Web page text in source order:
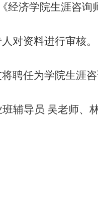
经济学院生涯咨
对资料进行审核。
聘任为学院生涯咨
班辅导员 吴老师、